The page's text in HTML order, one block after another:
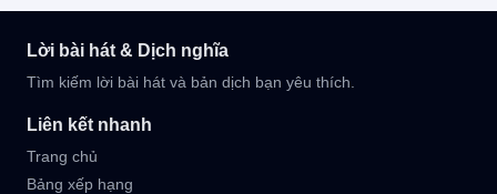
Lời bài hát & Dịch nghĩa
Tìm kiếm lời bài hát và bản dịch bạn yêu thích.
Liên kết nhanh
Trang chủ
Bảng xếp hạng